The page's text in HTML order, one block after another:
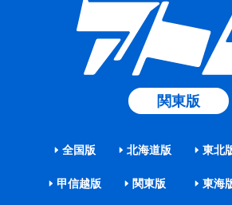
関東版
全国版 北海道版 東北
甲信越版 関東版 東海